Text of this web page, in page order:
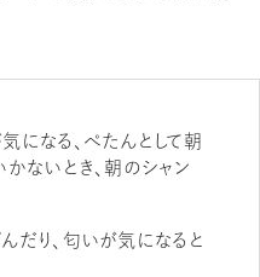
になる、ぺたんとして朝
ないとき、朝のシャン
だり、匂いが気になると